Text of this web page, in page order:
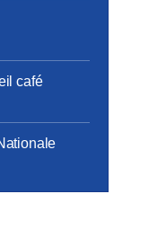
café